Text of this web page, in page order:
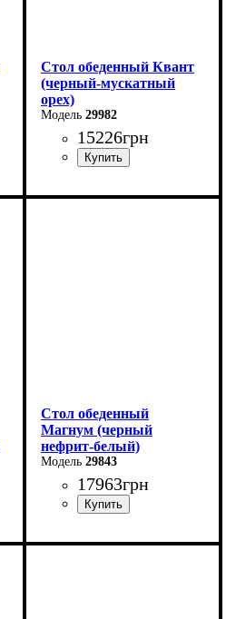
Стол обеденный Квант
(черный-мускатный
орех)
29982
15226грн
Длина - 160 (+60) см
Стол обеденный
Магнум (черный
нефрит-белый)
29843
17963грн
Ширина: 180 (+80) см